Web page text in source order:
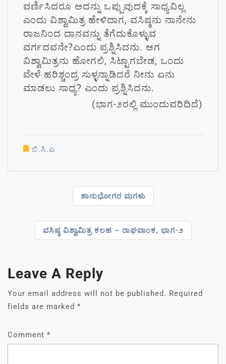
ವರ್ಣಿಸಿದರೂ ಅದನ್ನು ಒಪ್ಪುವುದಕ್ಕೆ ಸಾಧ್ಯವಿಲ್ಲ
ಎಂದು ವಿಶ್ವಾಮಿತ್ರ ಹೇಳಿದಾಗ, ವಸಿಷ್ಠನು ನಾನೇನು
ರಾಜನಿಂದ ದಾನವನ್ನು ತೆಗೆದುಕೊಳ್ಳುವ
ವರ್ಗದವನೇ?ಎಂದು ಪ್ರಶ್ನಿಸಿದನು. ಆಗ
ವಿಶ್ವಾಮಿತ್ರನು ಹೋಗಲಿ, ಸಿಟ್ಟಾಗಬೇಡ, ಒಂದು
ವೇಳೆ ಹರಿಶ್ಚಂದ್ರ ಸುಳ್ಳನ್ನಾಡಿದರೆ ನೀನು ಏನು
ಮಾಡಲು ಸಾಧ್ಯ? ಎಂದು ಪ್ರಶ್ನಿಸಿದನು.
(ಭಾಗ-೨ರಲ್ಲಿ ಮುಂದುವರಿದಿದೆ)
ಬಿ.ಸಿ.ಎ
ಶಾನುಭೋಗರ ಮಗಳು
ವಸಿಷ್ಠ ವಿಶ್ವಾಮಿತ್ರ ಕಲಹ – ರಾಘವಾಂಕ, ಭಾಗ-೨
Leave A Reply
Your email address will not be published. Required
fields are marked *
Comment *